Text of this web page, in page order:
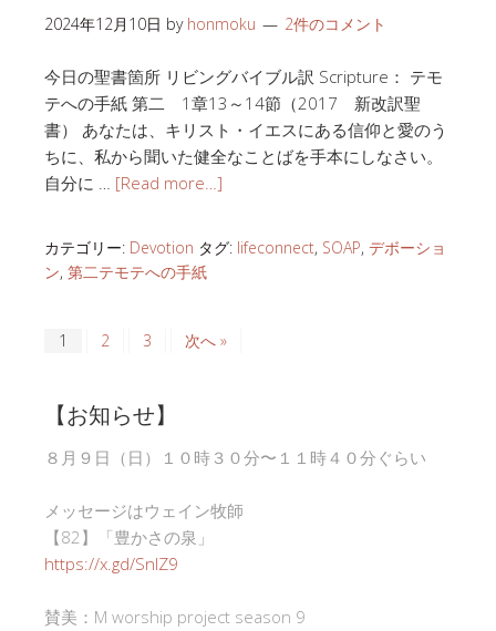
2024年12月10日 by honmoku 2件のコメント
今日の聖書箇所 リビングバイブル訳 Scripture： テモ
テへの手紙 第二 1章13～14節（2017 新改訳聖
書） あなたは、キリスト・イエスにある信仰と愛のう
ちに、私から聞いた健全なことばを手本にしなさい。
自分に … [Read more…]
カテゴリー: Devotion タグ: lifeconnect, SOAP, デボーショ
ン, 第二テモテへの手紙
1 2 3 次へ »
【お知らせ】
８月９日（日）１０時３０分〜１１時４０分ぐらい
メッセージはウェイン牧師
【82】「豊かさの泉」
https://x.gd/SnlZ9
賛美：M worship project season 9